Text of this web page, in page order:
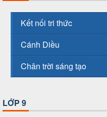
Kết nối tri thức
Cánh Diều
Chân trời sáng tạo
LỚP 9